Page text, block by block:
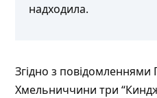
надходила.
Згідно з
Хмельниччини три